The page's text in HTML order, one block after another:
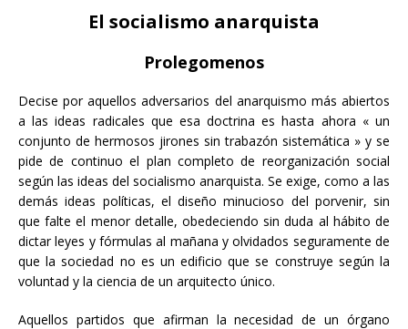
El socialismo anarquista
Prolegomenos
Decise por aquellos adversarios del anarquismo más abiertos
a las ideas radicales que esa doctrina es hasta ahora « un
conjunto de hermosos jirones sin trabazón sistemática » y se
pide de continuo el plan completo de reorganización social
según las ideas del socialismo anarquista. Se exige, como a las
demás ideas políticas, el diseño minucioso del porvenir, sin
que falte el menor detalle, obedeciendo sin duda al hábito de
dictar leyes y fórmulas al mañana y olvidados seguramente de
que la sociedad no es un edificio que se construye según la
voluntad y la ciencia de un arquitecto único.
Aquellos partidos que afirman la necesidad de un órgano